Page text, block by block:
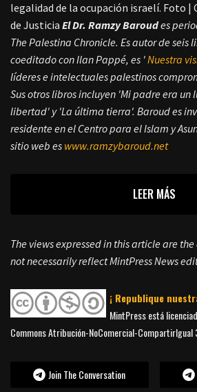
legalidad de la ocupación israelí. Foto
de Justicia El Dr. Ramzy Baroudes
The Palestina Chronicle. Es autor de seis
coeditado con Ilan Pappé, es 'Nuestra
líderes e intelectuales palestinos
Sus otros libros incluyen 'Mi padre era un
libertad' y 'La última tierra'. Baroud es
residente en el Centro para el Islam y
sitio web es www.ramzybaroud.net
LEER MÁS
The views expressed in this article are
not necessarily reflect MintPress News
¡ Republique
MintPress está
Commons Atribución-NoComercial-CompartirIgual
Join The Conversation